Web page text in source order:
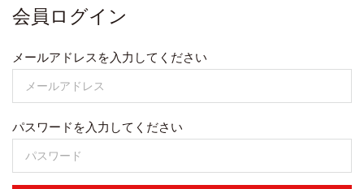
会員ログイン
メールアドレスを入力してください
パスワードを入力してください